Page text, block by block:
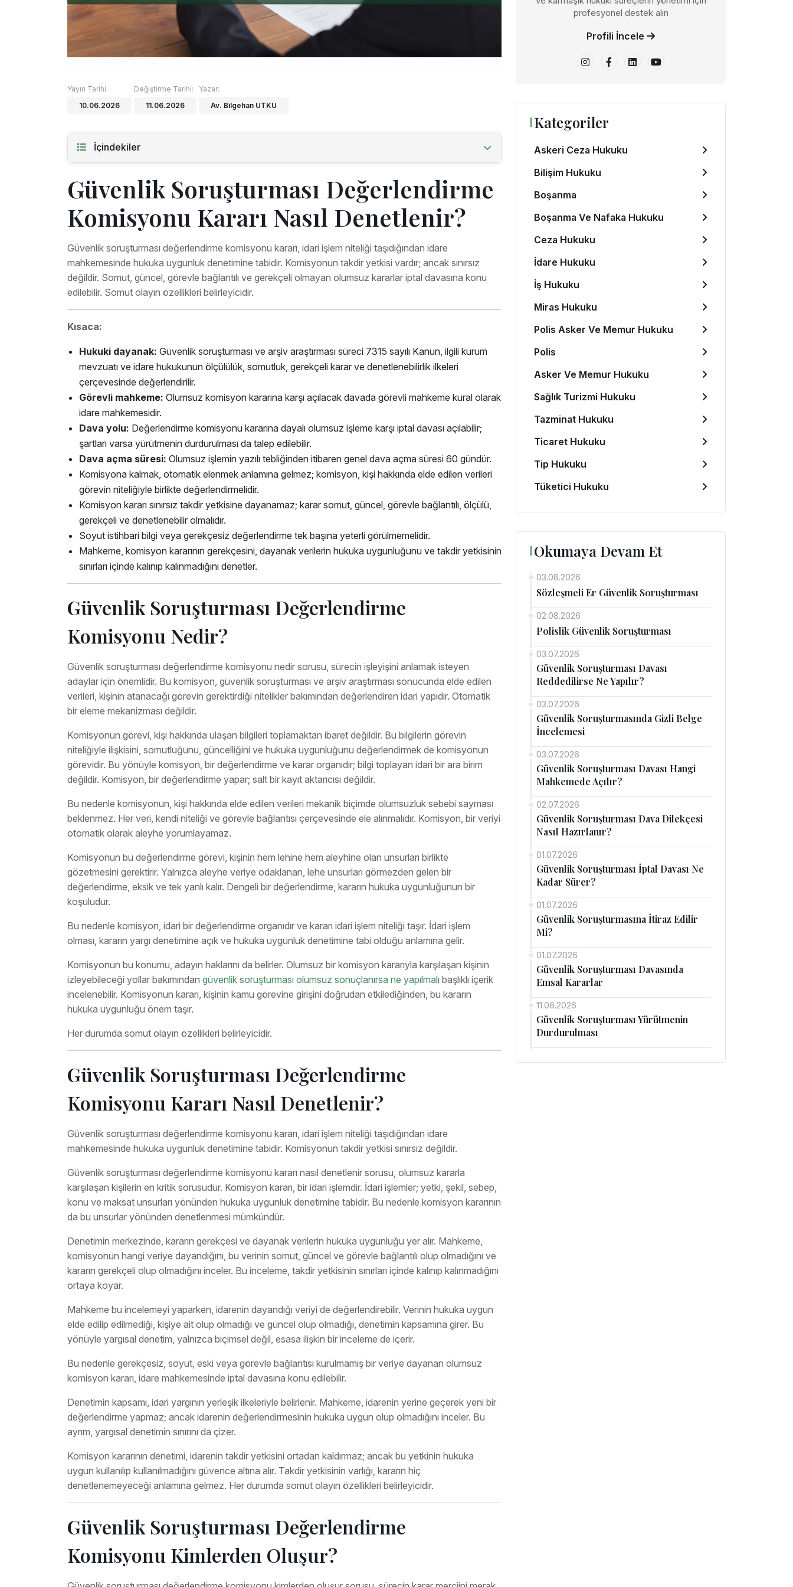
Yayın Tarihi:
10.06.2026
Değiştirme Tarihi:
11.06.2026
Yazar:
Av. Bilgehan UTKU
İçindekiler
Güvenlik Soruşturması Değerlendirme
Komisyonu Kararı Nasıl Denetlenir?
Güvenlik soruşturması değerlendirme komisyonu kararı, idari işlem niteliği taşıdığından idare
mahkemesinde hukuka uygunluk denetimine tabidir. Komisyonun takdir yetkisi vardır; ancak sınırsız
değildir. Somut, güncel, görevle bağlantılı ve gerekçeli olmayan olumsuz kararlar iptal davasına konu
edilebilir. Somut olayın özellikleri belirleyicidir.
Kısaca:
Hukuki dayanak: Güvenlik soruşturması ve arşiv araştırması süreci 7315 sayılı Kanun, ilgili kurum
mevzuatı ve idare hukukunun ölçülülük, somutluk, gerekçeli karar ve denetlenebilirlik ilkeleri
çerçevesinde değerlendirilir.
Görevli mahkeme: Olumsuz komisyon kararına karşı açılacak davada görevli mahkeme kural olarak
idare mahkemesidir.
Dava yolu: Değerlendirme komisyonu kararına dayalı olumsuz işleme karşı iptal davası açılabilir;
şartları varsa yürütmenin durdurulması da talep edilebilir.
Dava açma süresi: Olumsuz işlemin yazılı tebliğinden itibaren genel dava açma süresi 60 gündür.
Komisyona kalmak, otomatik elenmek anlamına gelmez; komisyon, kişi hakkında elde edilen verileri
görevin niteliğiyle birlikte değerlendirmelidir.
Komisyon kararı sınırsız takdir yetkisine dayanamaz; karar somut, güncel, görevle bağlantılı, ölçülü,
gerekçeli ve denetlenebilir olmalıdır.
Soyut istihbari bilgi veya gerekçesiz değerlendirme tek başına yeterli görülmemelidir.
Mahkeme, komisyon kararının gerekçesini, dayanak verilerin hukuka uygunluğunu ve takdir yetkisinin
sınırları içinde kalınıp kalınmadığını denetler.
Güvenlik Soruşturması Değerlendirme
Komisyonu Nedir?
Güvenlik soruşturması değerlendirme komisyonu nedir sorusu, sürecin işleyişini anlamak isteyen
adaylar için önemlidir. Bu komisyon, güvenlik soruşturması ve arşiv araştırması sonucunda elde edilen
verileri, kişinin atanacağı görevin gerektirdiği nitelikler bakımından değerlendiren idari yapıdır. Otomatik
bir eleme mekanizması değildir.
Komisyonun görevi, kişi hakkında ulaşan bilgileri toplamaktan ibaret değildir. Bu bilgilerin görevin
niteliğiyle ilişkisini, somutluğunu, güncelliğini ve hukuka uygunluğunu değerlendirmek de komisyonun
görevidir. Bu yönüyle komisyon, bir değerlendirme ve karar organıdır; bilgi toplayan idari bir ara birim
değildir. Komisyon, bir değerlendirme yapar; salt bir kayıt aktarıcısı değildir.
Bu nedenle komisyonun, kişi hakkında elde edilen verileri mekanik biçimde olumsuzluk sebebi sayması
beklenmez. Her veri, kendi niteliği ve görevle bağlantısı çerçevesinde ele alınmalıdır. Komisyon, bir veriyi
otomatik olarak aleyhe yorumlayamaz.
Komisyonun bu değerlendirme görevi, kişinin hem lehine hem aleyhine olan unsurları birlikte
gözetmesini gerektirir. Yalnızca aleyhe veriye odaklanan, lehe unsurları görmezden gelen bir
değerlendirme, eksik ve tek yanlı kalır. Dengeli bir değerlendirme, kararın hukuka uygunluğunun bir
koşuludur.
Bu nedenle komisyon, idari bir değerlendirme organıdır ve kararı idari işlem niteliği taşır. İdari işlem
olması, kararın yargı denetimine açık ve hukuka uygunluk denetimine tabi olduğu anlamına gelir.
Komisyonun bu konumu, adayın haklarını da belirler. Olumsuz bir komisyon kararıyla karşılaşan kişinin
izleyebileceği yollar bakımından güvenlik soruşturması olumsuz sonuçlanırsa ne yapılmalı başlıklı içerik
incelenebilir. Komisyonun kararı, kişinin kamu görevine girişini doğrudan etkilediğinden, bu kararın
hukuka uygunluğu önem taşır.
Her durumda somut olayın özellikleri belirleyicidir.
Güvenlik Soruşturması Değerlendirme
Komisyonu Kararı Nasıl Denetlenir?
Güvenlik soruşturması değerlendirme komisyonu kararı, idari işlem niteliği taşıdığından idare
mahkemesinde hukuka uygunluk denetimine tabidir. Komisyonun takdir yetkisi sınırsız değildir.
Güvenlik soruşturması değerlendirme komisyonu kararı nasıl denetlenir sorusu, olumsuz kararla
karşılaşan kişilerin en kritik sorusudur. Komisyon kararı, bir idari işlemdir. İdari işlemler; yetki, şekil, sebep,
konu ve maksat unsurları yönünden hukuka uygunluk denetimine tabidir. Bu nedenle komisyon kararının
da bu unsurlar yönünden denetlenmesi mümkündür.
Denetimin merkezinde, kararın gerekçesi ve dayanak verilerin hukuka uygunluğu yer alır. Mahkeme,
komisyonun hangi veriye dayandığını, bu verinin somut, güncel ve görevle bağlantılı olup olmadığını ve
kararın gerekçeli olup olmadığını inceler. Bu inceleme, takdir yetkisinin sınırları içinde kalınıp kalınmadığını
ortaya koyar.
Mahkeme bu incelemeyi yaparken, idarenin dayandığı veriyi de değerlendirebilir. Verinin hukuka uygun
elde edilip edilmediği, kişiye ait olup olmadığı ve güncel olup olmadığı, denetimin kapsamına girer. Bu
yönüyle yargısal denetim, yalnızca biçimsel değil, esasa ilişkin bir inceleme de içerir.
Bu nedenle gerekçesiz, soyut, eski veya görevle bağlantısı kurulmamış bir veriye dayanan olumsuz
komisyon kararı, idare mahkemesinde iptal davasına konu edilebilir.
Denetimin kapsamı, idari yargının yerleşik ilkeleriyle belirlenir. Mahkeme, idarenin yerine geçerek yeni bir
değerlendirme yapmaz; ancak idarenin değerlendirmesinin hukuka uygun olup olmadığını inceler. Bu
ayrım, yargısal denetimin sınırını da çizer.
Komisyon kararının denetimi, idarenin takdir yetkisini ortadan kaldırmaz; ancak bu yetkinin hukuka
uygun kullanılıp kullanılmadığını güvence altına alır. Takdir yetkisinin varlığı, kararın hiç
denetlenemeyeceği anlamına gelmez. Her durumda somut olayın özellikleri belirleyicidir.
Güvenlik Soruşturması Değerlendirme
Komisyonu Kimlerden Oluşur?
profesyonel destek alın
Profili İncele
Kategoriler
Askeri Ceza Hukuku
Bilişim Hukuku
Boşanma
Boşanma Ve Nafaka Hukuku
Ceza Hukuku
İdare Hukuku
İş Hukuku
Miras Hukuku
Polis Asker Ve Memur Hukuku
Polis
Asker Ve Memur Hukuku
Sağlık Turizmi Hukuku
Tazminat Hukuku
Ticaret Hukuku
Tip Hukuku
Tüketici Hukuku
Okumaya Devam Et
03.08.2026
Sözleşmeli Er Güvenlik Soruşturması
02.08.2026
Polislik Güvenlik Soruşturması
03.07.2026
Güvenlik Soruşturması Davası
Reddedilirse Ne Yapılır?
03.07.2026
Güvenlik Soruşturmasında Gizli Belge
İncelemesi
03.07.2026
Güvenlik Soruşturması Davası Hangi
Mahkemede Açılır?
02.07.2026
Güvenlik Soruşturması Dava Dilekçesi
Nasıl Hazırlanır?
01.07.2026
Güvenlik Soruşturması İptal Davası Ne
Kadar Sürer?
01.07.2026
Güvenlik Soruşturmasına İtiraz Edilir
Mi?
01.07.2026
Güvenlik Soruşturması Davasında
Emsal Kararlar
11.06.2026
Güvenlik Soruşturması Yürütmenin
Durdurulması